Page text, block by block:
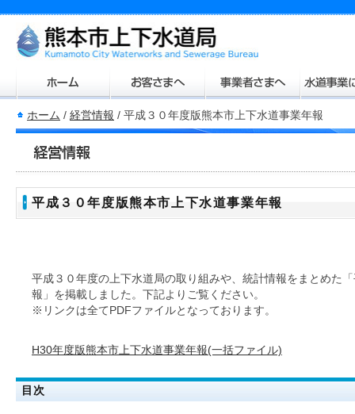
ホーム / 経営情報 / 平成３０年度版熊本市上下水道事業年報
平成３０年度版熊本市上下水道事業年報
平成３０年度の上下水道局の取り組みや、統計情報をまとめた
報」を掲載しました。下記よりご覧ください。
※リンクは全てPDFファイルとなっております。
H30年度版熊本市上下水道事業年報(一括ファイル)
目次